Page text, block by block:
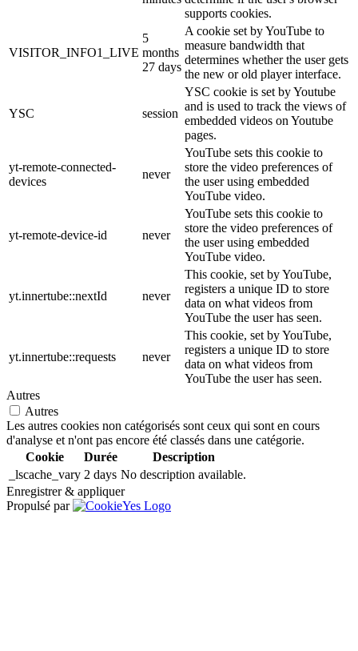
supports cookies.
VISITOR_INFO1_LIVE
5
months
27 days
A cookie set by YouTube to
measure bandwidth that
determines whether the user gets
the new or old player interface.
YSC session
YSC cookie is set by Youtube
and is used to track the views of
embedded videos on Youtube
pages.
yt-remote-connected-
devices
never
YouTube sets this cookie to
store the video preferences of
the user using embedded
YouTube video.
yt-remote-device-id never
YouTube sets this cookie to
store the video preferences of
the user using embedded
YouTube video.
yt.innertube::nextId never
This cookie, set by YouTube,
registers a unique ID to store
data on what videos from
YouTube the user has seen.
yt.innertube::requests never
This cookie, set by YouTube,
registers a unique ID to store
data on what videos from
YouTube the user has seen.
Autres
Autres
Les autres cookies non catégorisés sont ceux qui sont en cours
d'analyse et n'ont pas encore été classés dans une catégorie.
Cookie
Durée
Description
_lscache_vary 2 days No description available.
Enregistrer & appliquer
Propulsé par